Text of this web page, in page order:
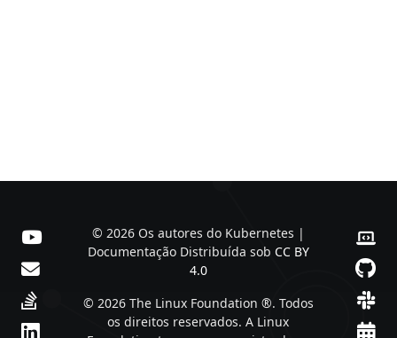
© 2026 Os autores do Kubernetes |
Documentação Distribuída sob CC BY
4.0
© 2026 The Linux Foundation ®. Todos
os direitos reservados. A Linux